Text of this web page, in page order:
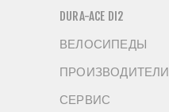
DURA-ACE DI2
ВЕЛОСИПЕДЫ
ПРОИЗВОДИТЕЛИ
СЕРВИС